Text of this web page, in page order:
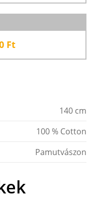
Ft
140 cm
100 % Cotton
Pamutvászon